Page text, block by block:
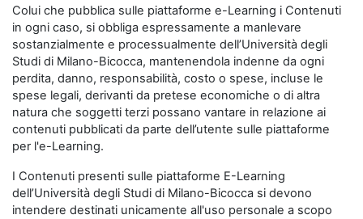
Colui che pubblica sulle piattaforme e-Learning i Contenuti
in ogni caso, si obbliga espressamente a manlevare
sostanzialmente e processualmente dell’Università degli
Studi di Milano-Bicocca, mantenendola indenne da ogni
perdita, danno, responsabilità, costo o spese, incluse le
spese legali, derivanti da pretese economiche o di altra
natura che soggetti terzi possano vantare in relazione ai
contenuti pubblicati da parte dell’utente sulle piattaforme
per l'e-Learning.
I Contenuti presenti sulle piattaforme E-Learning
dell’Università degli Studi di Milano-Bicocca si devono
intendere destinati unicamente all'uso personale a scopo